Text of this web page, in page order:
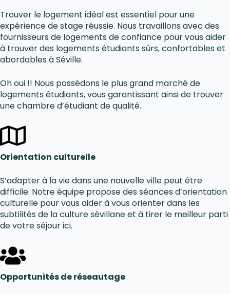
Trouver le logement idéal est essentiel pour une
expérience de stage réussie. Nous travaillons avec des
fournisseurs de logements de confiance pour vous aider
à trouver des logements étudiants sûrs, confortables et
abordables à Séville.
Oh oui !! Nous possédons le plus grand marché de
logements étudiants, vous garantissant ainsi de trouver
une chambre d’étudiant de qualité.
Orientation culturelle
S’adapter à la vie dans une nouvelle ville peut être
difficile. Notre équipe propose des séances d’orientation
culturelle pour vous aider à vous orienter dans les
subtilités de la culture sévillane et à tirer le meilleur parti
de votre séjour ici.
Opportunités de réseautage